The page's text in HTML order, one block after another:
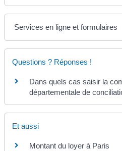
Services en ligne et formulaires
Questions ? Réponses !
Dans quels cas saisir la
départementale de
Et aussi
Montant du loyer à Paris